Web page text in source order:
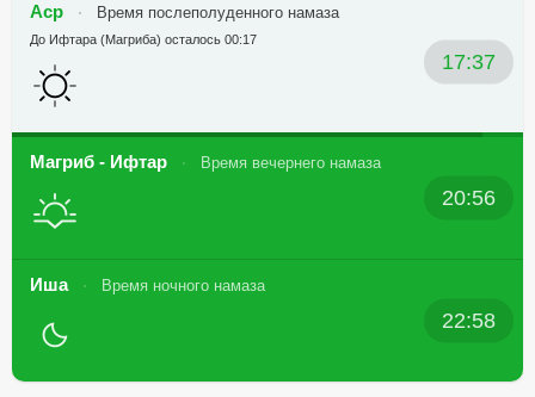
Аср Время послеполуденного намаза
17:37
До Ифтара (Магриба) осталось 00:17
Магриб - Ифтар Время вечернего намаза
20:56
Иша Время ночного намаза
22:58